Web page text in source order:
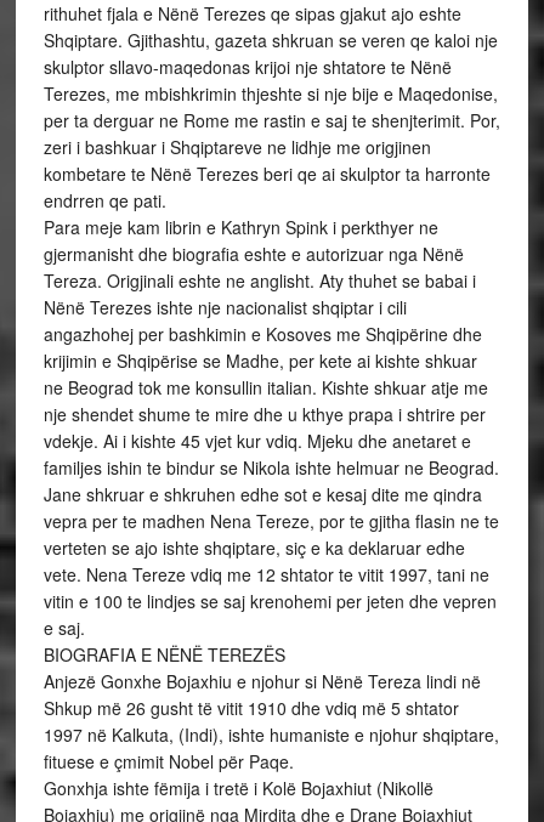
rithuhet fjala e Nënë Terezes qe sipas gjakut ajo eshte
Shqiptare. Gjithashtu, gazeta shkruan se veren qe kaloi nje
skulptor sllavo-maqedonas krijoi nje shtatore te Nënë
Terezes, me mbishkrimin thjeshte si nje bije e Maqedonise,
per ta derguar ne Rome me rastin e saj te shenjterimit. Por,
zeri i bashkuar i Shqiptareve ne lidhje me origjinen
kombetare te Nënë Terezes beri qe ai skulptor ta harronte
endrren qe pati.
Para meje kam librin e Kathryn Spink i perkthyer ne
gjermanisht dhe biografia eshte e autorizuar nga Nënë
Tereza. Origjinali eshte ne anglisht. Aty thuhet se babai i
Nënë Terezes ishte nje nacionalist shqiptar i cili
angazhohej per bashkimin e Kosoves me Shqipërine dhe
krijimin e Shqipërise se Madhe, per kete ai kishte shkuar
ne Beograd tok me konsullin italian. Kishte shkuar atje me
nje shendet shume te mire dhe u kthye prapa i shtrire per
vdekje. Ai i kishte 45 vjet kur vdiq. Mjeku dhe anetaret e
familjes ishin te bindur se Nikola ishte helmuar ne Beograd.
Jane shkruar e shkruhen edhe sot e kesaj dite me qindra
vepra per te madhen Nena Tereze, por te gjitha flasin ne te
verteten se ajo ishte shqiptare, siç e ka deklaruar edhe
vete. Nena Tereze vdiq me 12 shtator te vitit 1997, tani ne
vitin e 100 te lindjes se saj krenohemi per jeten dhe vepren
e saj.
BIOGRAFIA E NËNË TEREZËS
Anjezë Gonxhe Bojaxhiu e njohur si Nënë Tereza lindi në
Shkup më 26 gusht të vitit 1910 dhe vdiq më 5 shtator
1997 në Kalkuta, (Indi), ishte humaniste e njohur shqiptare,
fituese e çmimit Nobel për Paqe.
Gonxhja ishte fëmija i tretë i Kolë Bojaxhiut (Nikollë
Bojaxhiu) me origjinë nga Mirdita dhe e Drane Bojaxhiut